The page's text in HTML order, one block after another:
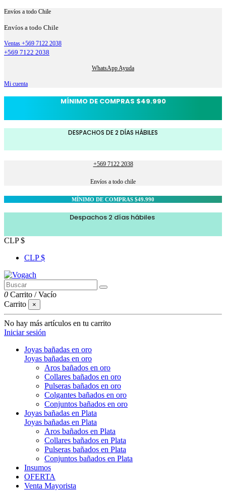
Envíos a todo Chile
Envíos a todo Chile
Ventas +569 7122 2038
+569 7122 2038
WhatsApp Ayuda
Mi cuenta
MÍNIMO DE COMPRAS $49.990
DESPACHOS DE 2 DÍAS HÁBILES
+569 7122 2038
Envíos a todo chile
MÍNIMO DE COMPRAS $49.990
Despachos 2 días hábiles
CLP $
CLP $
0 Carrito /Vacío
Carrito
×
No hay más artículos en tu carrito
Iniciar sesión
Joyas bañadas en oro
Joyas bañadas en oro
Aros bañados en oro
Collares bañados en oro
Pulseras bañados en oro
Colgantes bañados en oro
Conjuntos bañados en oro
Joyas bañadas en Plata
Joyas bañadas en Plata
Aros bañados en Plata
Collares bañados en Plata
Pulseras bañados en Plata
Conjuntos bañados en Plata
Insumos
OFERTA
Venta Mayorista